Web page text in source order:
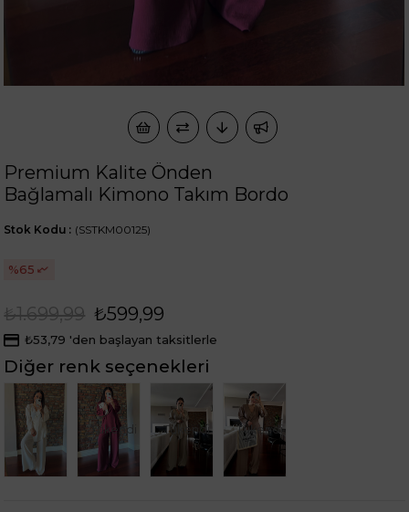
Premium Kalite Önden
Bağlamalı Kimono Takım Bordo
(SSTKM00125)
Stok Kodu
65
₺1.699,99 ₺599,99
₺53,79 'den başlayan taksitlerle
Diğer renk seçenekleri
Tükendi Tükendi Tükendi